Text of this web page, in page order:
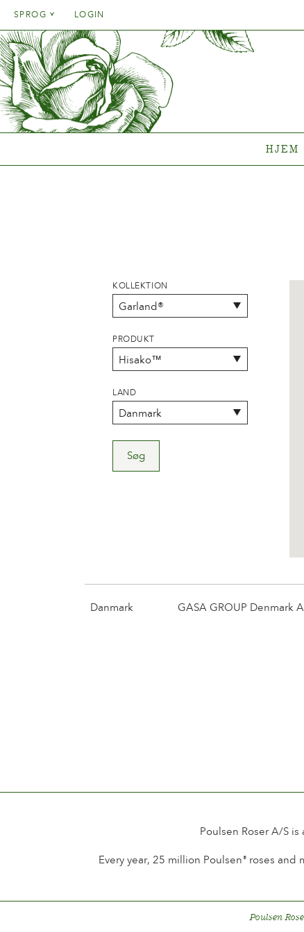
SPROG
Danish
English
French
German
Italien
LOGIN
HJEM
Danish
English
French
German
Italien
Spanish
HJEM
KOLLEKTION
PRODUKT
LAND
Søg
Danmark GASA GROUP Denmark
Poulsen Roser A/S
Every year, 25 million Poulsen®roses and
Poulsen
MERE